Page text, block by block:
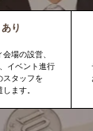
あり
会場の設営、
イベント進行
スタッフを
します。